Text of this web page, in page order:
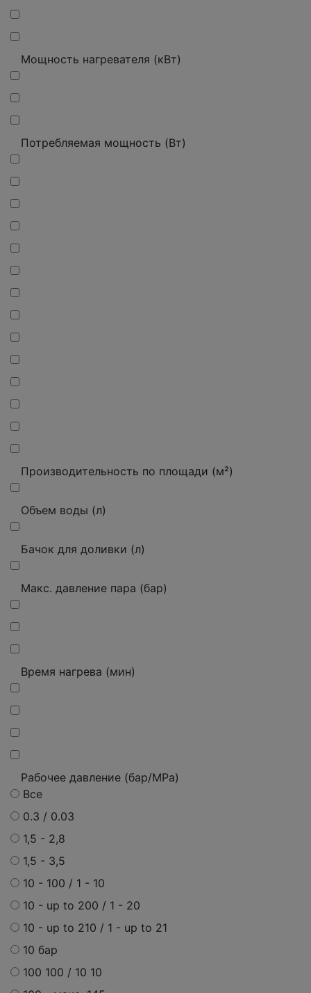
Мощность нагревателя (кВт)
Потребляемая мощность (Вт)
Производительность по площади (м²)
Объем воды (л)
Бачок для доливки (л)
Макс. давление пара (бар)
Время нагрева (мин)
Рабочее давление (бар/MPa)
Все
0.3 / 0.03
1,5 - 2,8
1,5 - 3,5
10 - 100 / 1 - 10
10 - up to 200 / 1 - 20
10 - up to 210 / 1 - up to 21
10 бар
100 100 / 10 10